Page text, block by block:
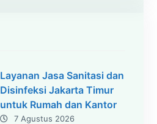
Layanan Jasa Sanitasi dan
Disinfeksi Jakarta Timur
untuk Rumah dan Kantor
7 Agustus 2026